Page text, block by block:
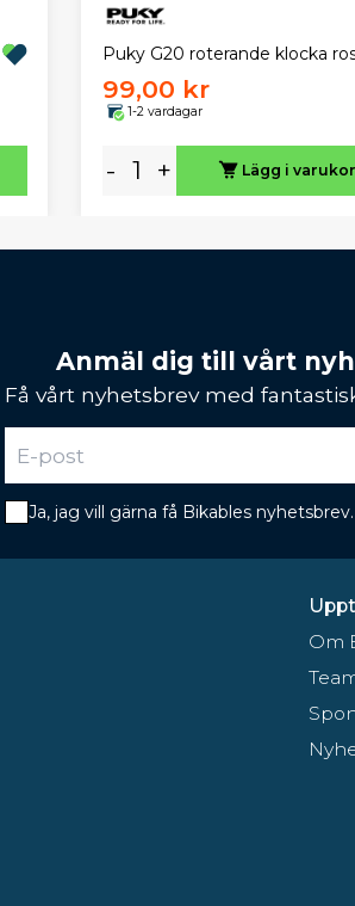
Puky G20 roterande klocka
99,00 kr
1-2 vardagar
- + Lägg i
Anmäl dig till vårt
Få vårt nyhetsbrev med
Ja, jag vill gärna få Bikables
Om